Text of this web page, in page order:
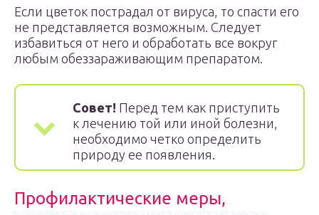
Если цветок пострадал от вируса, то спасти его
не представляется возможным. Следует
избавиться от него и обработать все вокруг
любым обеззараживающим препаратом.
Совет! Перед тем как приступить
к лечению той или иной болезни,
необходимо четко определить
природу ее появления.
Профилактические меры,